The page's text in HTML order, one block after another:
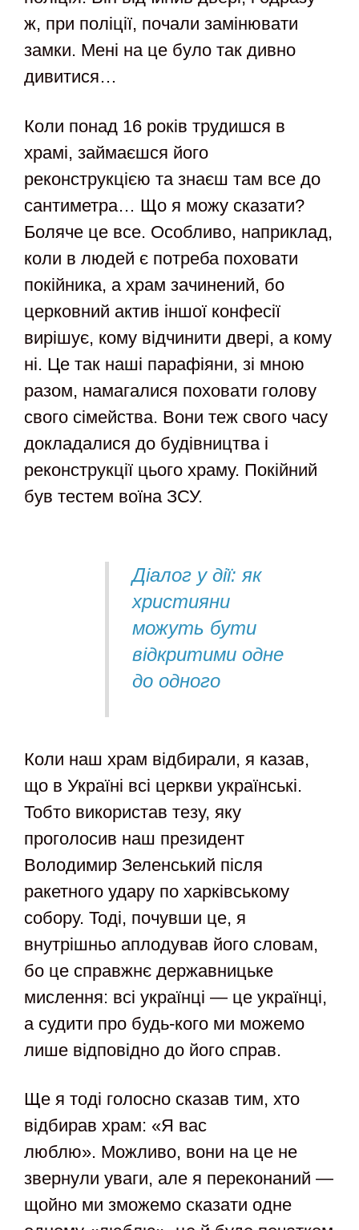
ж, при поліції, почали замінювати
замки. Мені на це було так дивно
дивитися…
Коли понад 16 років трудишся в
храмі, займаєшся його
реконструкцією та знаєш там все до
сантиметра… Що я можу сказати?
Боляче це все. Особливо, наприклад,
коли в людей є потреба поховати
покійника, а храм зачинений, бо
церковний актив іншої конфесії
вирішує, кому відчинити двері, а кому
ні. Це так наші парафіяни, зі мною
разом, намагалися поховати голову
свого сімейства. Вони теж свого часу
докладалися до будівництва і
реконструкції цього храму. Покійний
був тестем воїна ЗСУ.
Діалог у дії: як
християни
можуть бути
відкритими одне
до одного
Коли наш храм відбирали, я казав,
що в Україні всі церкви українські.
Тобто використав тезу, яку
проголосив наш президент
Володимир Зеленський після
ракетного удару по харківському
собору. Тоді, почувши це, я
внутрішньо аплодував його словам,
бо це справжнє державницьке
мислення: всі українці — це українці,
а судити про будь-кого ми можемо
лише відповідно до його справ.
Ще я тоді голосно сказав тим, хто
відбирав храм: «Я вас
люблю». Можливо, вони на це не
звернули уваги, але я переконаний —
щойно ми зможемо сказати одне